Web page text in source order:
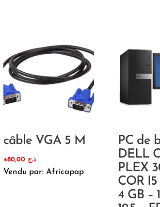
câble VGA 5 M
د.ج 480,00
Vendu par: Africapap
PC de
DELL
PLEX
COR
4 GB –